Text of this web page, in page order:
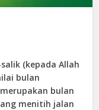
(kepada Allah
bulan
bulan
menitih jalan